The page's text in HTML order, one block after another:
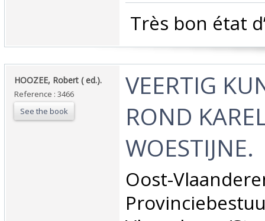
Très bon état
‎HOOZEE, Robert ( ed.).‎
Reference : 3466
See the book
‎VEERTIG
ROND
WOESTIJNE.‎
‎Oost-